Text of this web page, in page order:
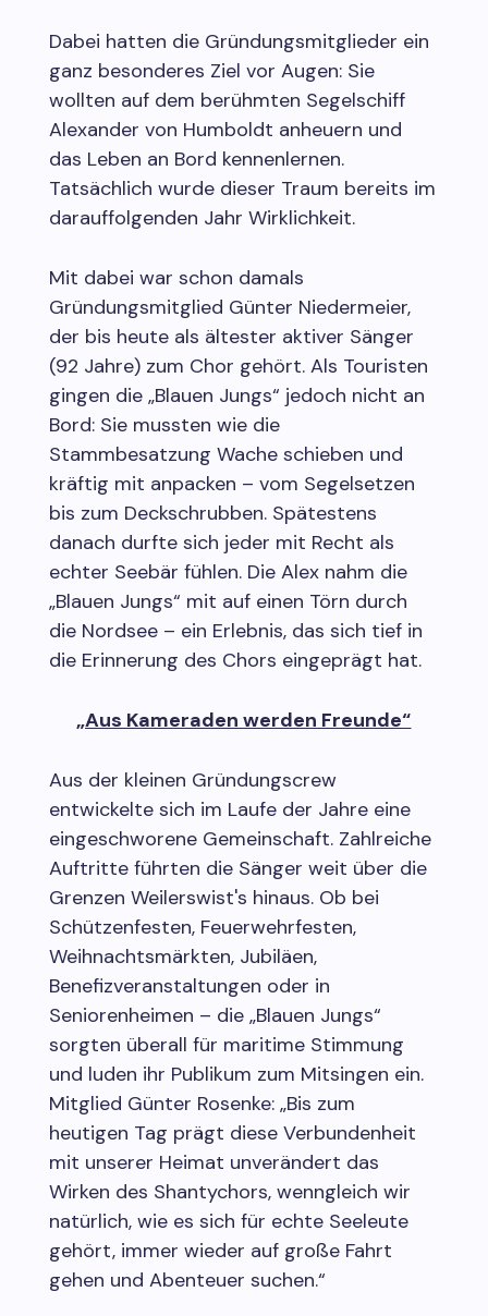
Dabei hatten die Gründungsmitglieder ein
ganz besonderes Ziel vor Augen: Sie
wollten auf dem berühmten Segelschiff
Alexander von Humboldt anheuern und
das Leben an Bord kennenlernen.
Tatsächlich wurde dieser Traum bereits im
darauffolgenden Jahr Wirklichkeit.
Mit dabei war schon damals
Gründungsmitglied Günter Niedermeier,
der bis heute als ältester aktiver Sänger
(92 Jahre) zum Chor gehört. Als Touristen
gingen die „Blauen Jungs“ jedoch nicht an
Bord: Sie mussten wie die
Stammbesatzung Wache schieben und
kräftig mit anpacken – vom Segelsetzen
bis zum Deckschrubben. Spätestens
danach durfte sich jeder mit Recht als
echter Seebär fühlen. Die Alex nahm die
„Blauen Jungs“ mit auf einen Törn durch
die Nordsee – ein Erlebnis, das sich tief in
die Erinnerung des Chors eingeprägt hat.
„Aus Kameraden werden Freunde“
Aus der kleinen Gründungscrew
entwickelte sich im Laufe der Jahre eine
eingeschworene Gemeinschaft. Zahlreiche
Auftritte führten die Sänger weit über die
Grenzen Weilerswist's hinaus. Ob bei
Schützenfesten, Feuerwehrfesten,
Weihnachtsmärkten, Jubiläen,
Benefizveranstaltungen oder in
Seniorenheimen – die „Blauen Jungs“
sorgten überall für maritime Stimmung
und luden ihr Publikum zum Mitsingen ein.
Mitglied Günter Rosenke: „Bis zum
heutigen Tag prägt diese Verbundenheit
mit unserer Heimat unverändert das
Wirken des Shantychors, wenngleich wir
natürlich, wie es sich für echte Seeleute
gehört, immer wieder auf große Fahrt
gehen und Abenteuer suchen.“